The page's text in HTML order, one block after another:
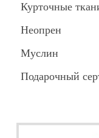
Курточные
Неопрен
Муслин
Подарочный